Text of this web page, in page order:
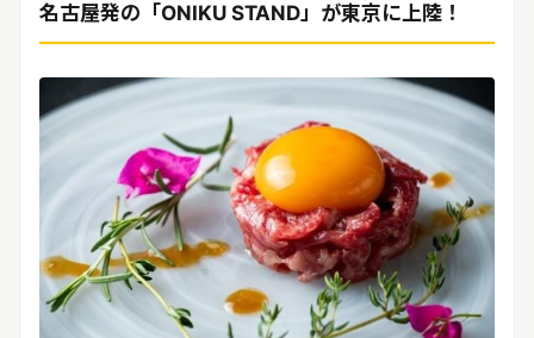
名古屋発の「ONIKU STAND」が東京に上陸！